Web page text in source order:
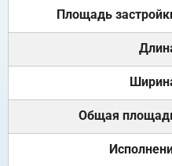
Площадь
Общая